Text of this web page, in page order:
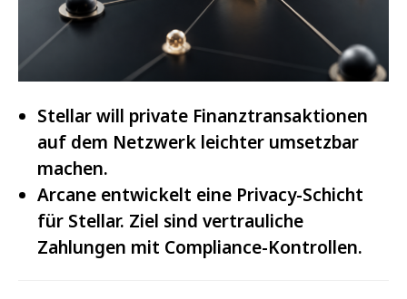
Stellar will private Finanztransaktionen
auf dem Netzwerk leichter umsetzbar
machen.
Arcane entwickelt eine Privacy-Schicht
für Stellar. Ziel sind vertrauliche
Zahlungen mit Compliance-Kontrollen.